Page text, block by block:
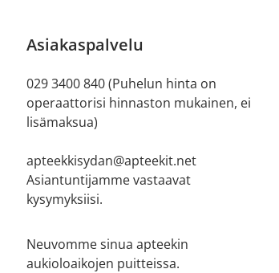
Asiakaspalvelu
029 3400 840 (Puhelun hinta on
operaattorisi hinnaston mukainen, ei
lisämaksua)
apteekkisydan@apteekit.net
Asiantuntijamme vastaavat
kysymyksiisi.
Neuvomme sinua apteekin
aukioloaikojen puitteissa.